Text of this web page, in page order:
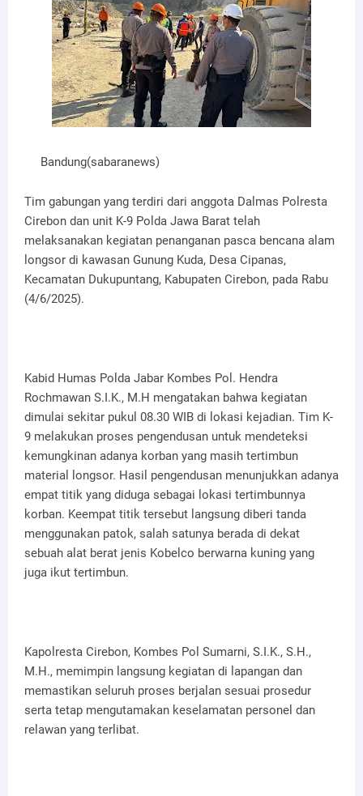
Bandung(sabaranews)
Tim gabungan yang terdiri dari anggota Dalmas Polresta
Cirebon dan unit K-9 Polda Jawa Barat telah
melaksanakan kegiatan penanganan pasca bencana alam
longsor di kawasan Gunung Kuda, Desa Cipanas,
Kecamatan Dukupuntang, Kabupaten Cirebon, pada Rabu
(4/6/2025).
Kabid Humas Polda Jabar Kombes Pol. Hendra
Rochmawan S.I.K., M.H mengatakan bahwa kegiatan
dimulai sekitar pukul 08.30 WIB di lokasi kejadian. Tim K-
9 melakukan proses pengendusan untuk mendeteksi
kemungkinan adanya korban yang masih tertimbun
material longsor. Hasil pengendusan menunjukkan adanya
empat titik yang diduga sebagai lokasi tertimbunnya
korban. Keempat titik tersebut langsung diberi tanda
menggunakan patok, salah satunya berada di dekat
sebuah alat berat jenis Kobelco berwarna kuning yang
juga ikut tertimbun.
Kapolresta Cirebon, Kombes Pol Sumarni, S.I.K., S.H.,
M.H., memimpin langsung kegiatan di lapangan dan
memastikan seluruh proses berjalan sesuai prosedur
serta tetap mengutamakan keselamatan personel dan
relawan yang terlibat.